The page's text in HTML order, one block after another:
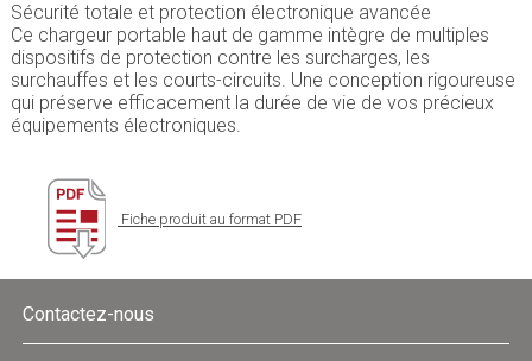
Sécurité totale et protection électronique avancée
Ce chargeur portable haut de gamme intègre de multiples
dispositifs de protection contre les surcharges, les
surchauffes et les courts-circuits. Une conception rigoureuse
qui préserve efficacement la durée de vie de vos précieux
équipements électroniques.
Fiche produit au format PDF
Contactez-nous